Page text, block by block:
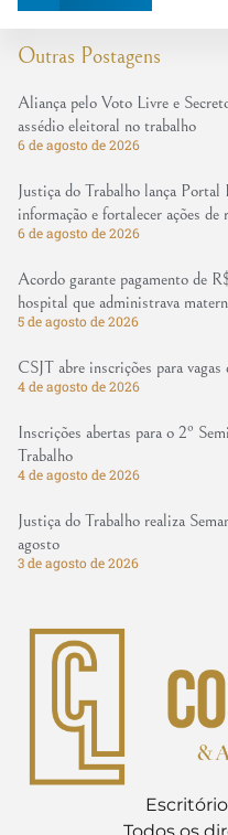
Outras Postagens
Aliança pelo Voto Livre e
assédio eleitoral no trabalho
6 de agosto de 2026
Justiça do Trabalho lança Portal
informação e fortalecer ações de
6 de agosto de 2026
Acordo garante pagamento de
hospital que administrava
5 de agosto de 2026
CSJT abre inscrições para
4 de agosto de 2026
Inscrições abertas para o 2º
Trabalho
4 de agosto de 2026
Justiça do Trabalho realiza
agosto
3 de agosto de 2026